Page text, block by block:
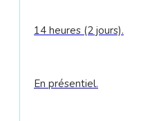
14 heures (2 jours).
En présentiel.